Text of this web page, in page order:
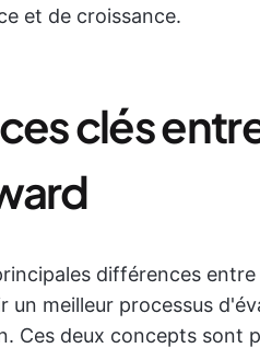
et de croissance.
clés
différences
un meilleur processus
Ces deux concepts sont